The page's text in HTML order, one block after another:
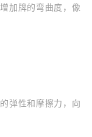
加牌的弯曲度，像
弹性和摩擦力，向